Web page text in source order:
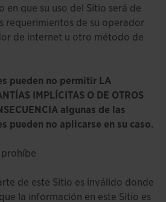
en que su uso del Sitio será de
requerimientos de su operador
de internet u otro método de
pueden no permitir LA
IMPLÍCITAS O DE OTROS
algunas de las
pueden no aplicarse en su caso.
de este Sitio es inválido donde
la información en este Sitio es